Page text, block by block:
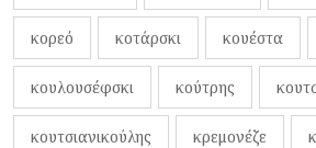
κορεό κοτάρσκι κουέστα
κουλουσέφσκι κούτρης
κουτσιανικούλης κρεμονέζε